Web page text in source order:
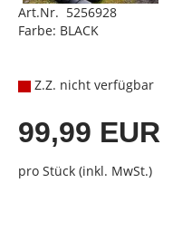
Art.Nr. 5256928
Farbe: BLACK
Z.Z. nicht verfügbar
99,99 EUR
pro Stück (inkl. MwSt.)